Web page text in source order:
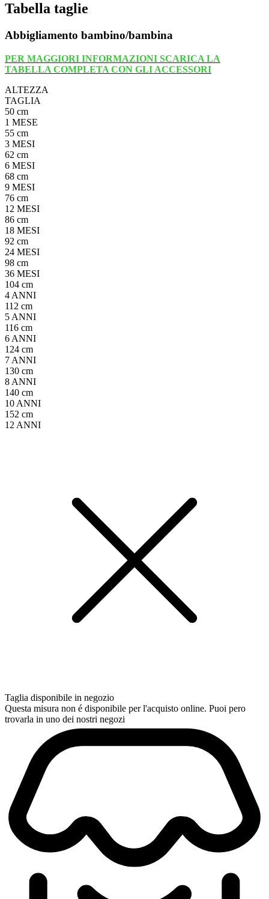
Tabella taglie
Abbigliamento bambino/bambina
PER MAGGIORI INFORMAZIONI SCARICA LA
TABELLA COMPLETA CON GLI ACCESSORI
ALTEZZA
TAGLIA
50 cm
1 MESE
55 cm
3 MESI
62 cm
6 MESI
68 cm
9 MESI
76 cm
12 MESI
86 cm
18 MESI
92 cm
24 MESI
98 cm
36 MESI
104 cm
4 ANNI
112 cm
5 ANNI
116 cm
6 ANNI
124 cm
7 ANNI
130 cm
8 ANNI
140 cm
10 ANNI
152 cm
12 ANNI
Taglia disponibile in negozio
Questa misura non é disponibile per l'acquisto online. Puoi pero
trovarla in uno dei nostri negozi